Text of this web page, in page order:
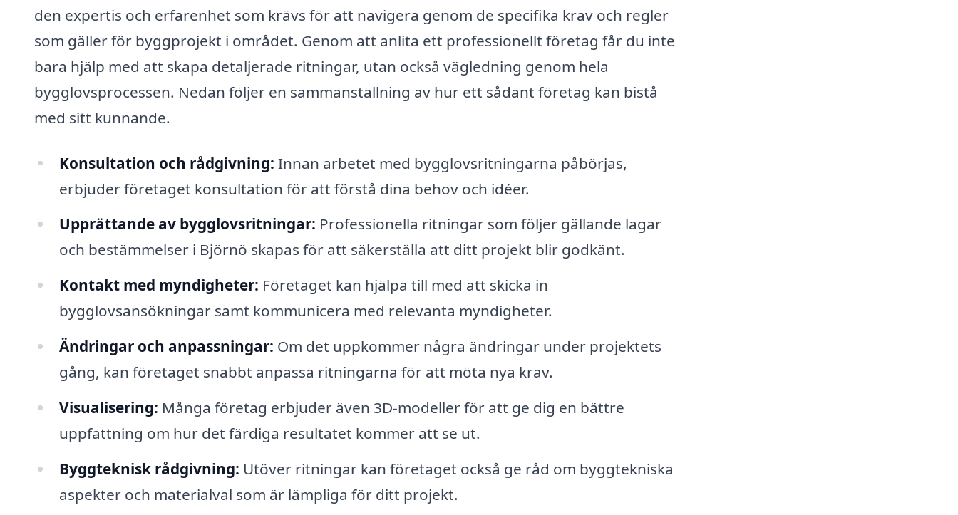
den expertis och erfarenhet som krävs för att navigera genom de specifika krav och regler
som gäller för byggprojekt i området. Genom att anlita ett professionellt företag får du inte
bara hjälp med att skapa detaljerade ritningar, utan också vägledning genom hela
bygglovsprocessen. Nedan följer en sammanställning av hur ett sådant företag kan bistå
med sitt kunnande.
Konsultation och rådgivning: Innan arbetet med bygglovsritningarna påbörjas,
erbjuder företaget konsultation för att förstå dina behov och idéer.
Upprättande av bygglovsritningar: Professionella ritningar som följer gällande lagar
och bestämmelser i Björnö skapas för att säkerställa att ditt projekt blir godkänt.
Kontakt med myndigheter: Företaget kan hjälpa till med att skicka in
bygglovsansökningar samt kommunicera med relevanta myndigheter.
Ändringar och anpassningar: Om det uppkommer några ändringar under projektets
gång, kan företaget snabbt anpassa ritningarna för att möta nya krav.
Visualisering: Många företag erbjuder även 3D-modeller för att ge dig en bättre
uppfattning om hur det färdiga resultatet kommer att se ut.
Byggteknisk rådgivning: Utöver ritningar kan företaget också ge råd om byggtekniska
aspekter och materialval som är lämpliga för ditt projekt.